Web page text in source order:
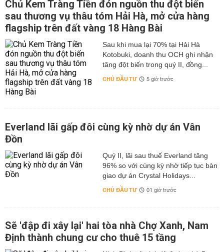
Chủ Kem Tràng Tiền đón nguồn thu đột biến
sau thương vụ thâu tóm Hải Hà, mở cửa hàng
flagship trên đất vàng 18 Hàng Bài
Sau khi mua lại 70% tại Hải Hà
Kotobuki, doanh thu OCH ghi nhận
tăng đột biến trong quý II, đồng...
CHỦ ĐẦU TƯ 5 giờ trước
Everland lãi gấp đôi cùng kỳ nhờ dự án Vân
Đồn
Quý II, lãi sau thuế Everland tăng
96% so với cùng kỳ nhờ tiếp tục bàn
giao dự án Crystal Holidays...
CHỦ ĐẦU TƯ 01 giờ trước
Sẽ 'đập đi xây lại' hai tòa nhà Chợ Xanh, Nam
Định thành chung cư cho thuê 15 tầng